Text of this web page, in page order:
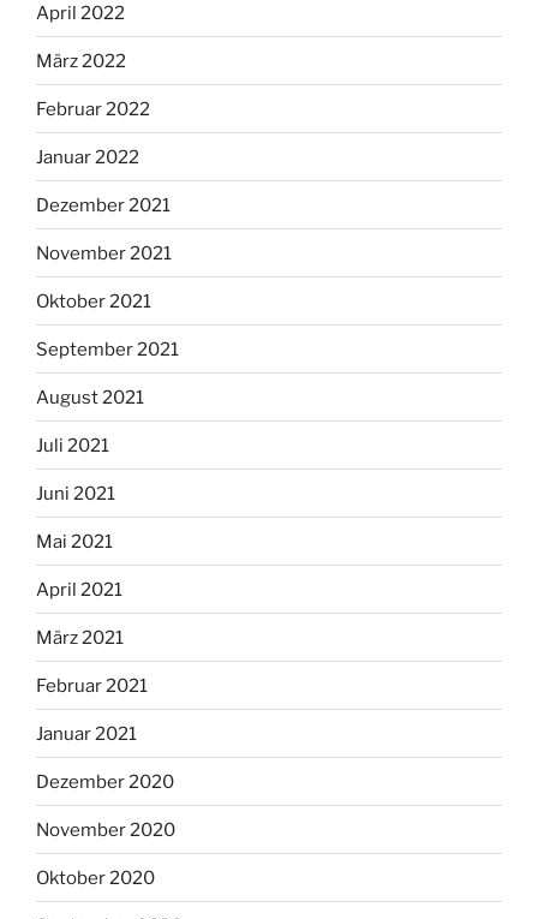
April 2022
März 2022
Februar 2022
Januar 2022
Dezember 2021
November 2021
Oktober 2021
September 2021
August 2021
Juli 2021
Juni 2021
Mai 2021
April 2021
März 2021
Februar 2021
Januar 2021
Dezember 2020
November 2020
Oktober 2020